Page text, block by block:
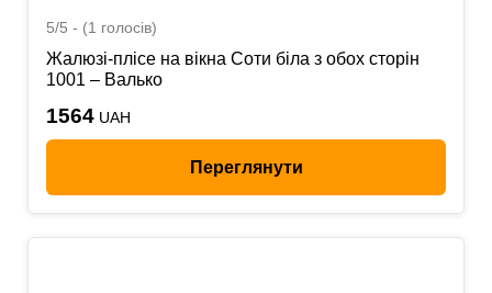
5/5 - (1 голосів)
Жалюзі-плісе на вікна Соти біла з обох сторін
1001 – Валько
1564 UAH
Переглянути